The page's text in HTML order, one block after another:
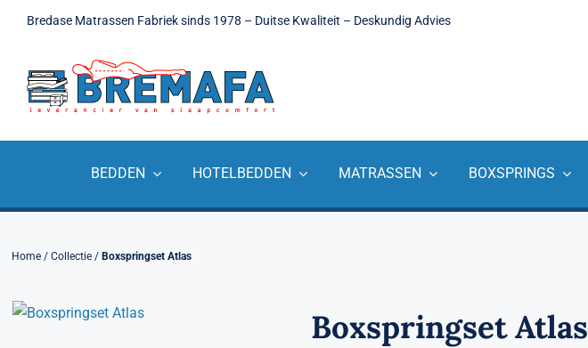
Bredase Matrassen Fabriek sinds 1978 – Duitse Kwaliteit – Deskundig Advies
BEDDEN HOTELBEDDEN MATRASSEN BOXSPRINGS
Home /Collectie / Boxspringset Atlas
Boxspringset Atlas